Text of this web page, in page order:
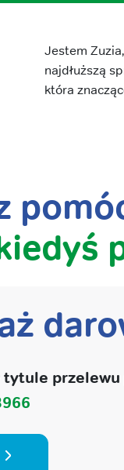
Jestem
najdłuższą
która
tytule przelewu